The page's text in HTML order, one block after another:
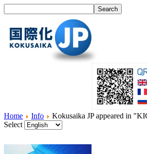
Home Info
Kokusaika JP appeared in
Select